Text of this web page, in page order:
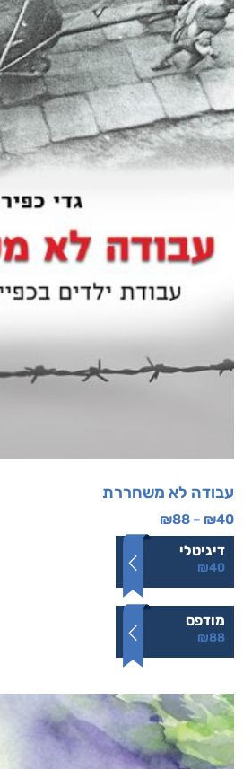
עבודה לא משחררת
₪40
–
₪88
דיגיטלי
₪40
מודפס
₪88